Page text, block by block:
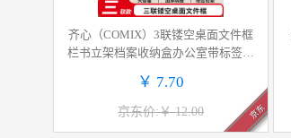
齐心（COMIX）3联镂空桌面文件框
栏书立架档案收纳盒办公室带标签资
D203/EB719
￥ 7.70
京东价:￥ 12.00 京东